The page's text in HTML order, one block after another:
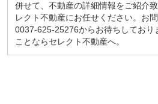
併せて、不動産の詳細情報をご紹介
レクト不動産にお任せください。お
0037-625-25276からお待ちしており
ことならセレクト不動産へ。